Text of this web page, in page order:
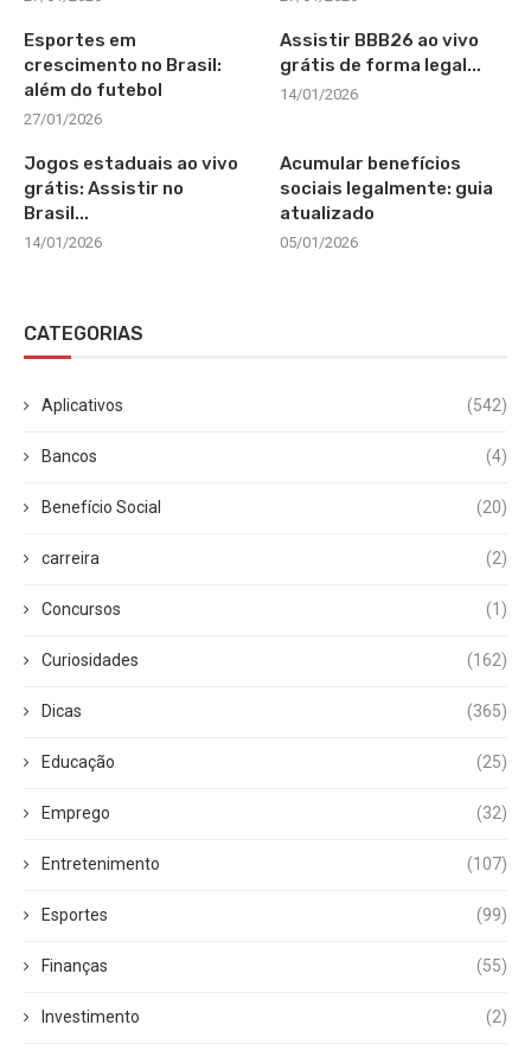
Esportes em
crescimento no Brasil:
além do futebol
27/01/2026
Assistir BBB26 ao vivo
grátis de forma legal...
14/01/2026
Jogos estaduais ao vivo
grátis: Assistir no
Brasil...
14/01/2026
Acumular benefícios
sociais legalmente: guia
atualizado
05/01/2026
CATEGORIAS
Aplicativos (542)
Bancos (4)
Benefício Social (20)
carreira (2)
Concursos (1)
Curiosidades (162)
Dicas (365)
Educação (25)
Emprego (32)
Entretenimento (107)
Esportes (99)
Finanças (55)
Investimento (2)